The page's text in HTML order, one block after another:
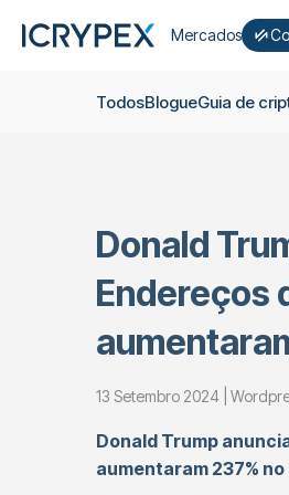
Mercados
TodosBlogueGuia de
Donald
Endereços
13 Setembro 2024 |
Donald Trump
aumentaram 237%